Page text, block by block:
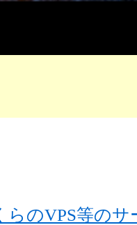
らのVPS等の